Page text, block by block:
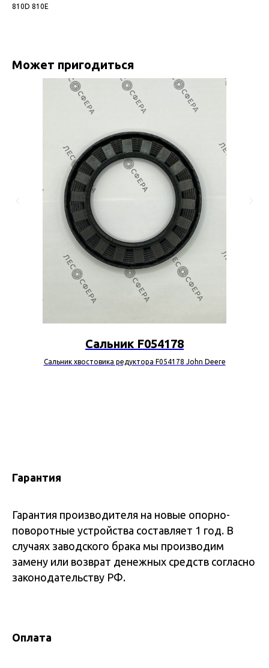
810D 810E
Может пригодиться
Сальник F054178
Сальник хвостовика редуктора F054178 John Deere
Гарантия
Гарантия производителя на новые опорно-
поворотные устройства составляет 1 год. В
случаях заводского брака мы производим
замену или возврат денежных средств согласно
законодательству РФ.
Оплата